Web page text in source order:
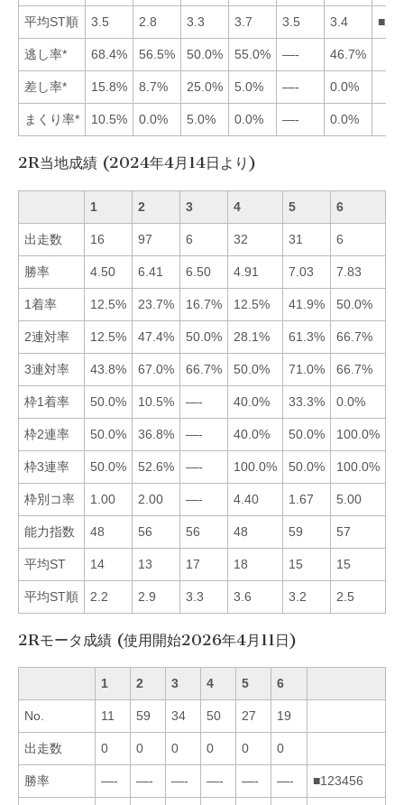
平均ST順 3.5 2.8 3.3 3.7 3.5 3.4
逃し率* 68.4% 56.5% 50.0% 55.0% —- 46.7%
差し率* 15.8% 8.7% 25.0% 5.0% —- 0.0%
まくり率* 10.5% 0.0% 5.0% 0.0% —- 0.0%
2R当地成績 (2024年4月14日より)
1 2 3 4 5 6
出走数 16 97 6 32 31 6
勝率 4.50 6.41 6.50 4.91 7.03 7.83
1着率 12.5% 23.7% 16.7% 12.5% 41.9% 50.0%
2連対率 12.5% 47.4% 50.0% 28.1% 61.3% 66.7%
3連対率 43.8% 67.0% 66.7% 50.0% 71.0% 66.7%
枠1着率 50.0% 10.5% —- 40.0% 33.3% 0.0%
枠2連率 50.0% 36.8% —- 40.0% 50.0% 100.0%
枠3連率 50.0% 52.6% —- 100.0% 50.0% 100.0%
枠別コ率 1.00 2.00 —- 4.40 1.67 5.00
能力指数 48 56 56 48 59 57
平均ST 14 13 17 18 15 15
平均ST順 2.2 2.9 3.3 3.6 3.2 2.5
2Rモータ成績 (使用開始2026年4月11日)
1 2 3 4 5 6
No. 11 59 34 50 27 19
出走数 0 0 0 0 0 0
勝率 —- —- —- —- —- —- ■123456